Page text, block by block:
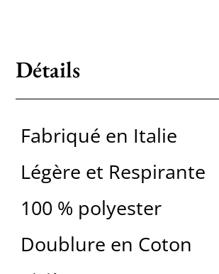
Détails
Fabriqué en Italie
Légère et Respirante
100 % polyester
Doublure en Coton